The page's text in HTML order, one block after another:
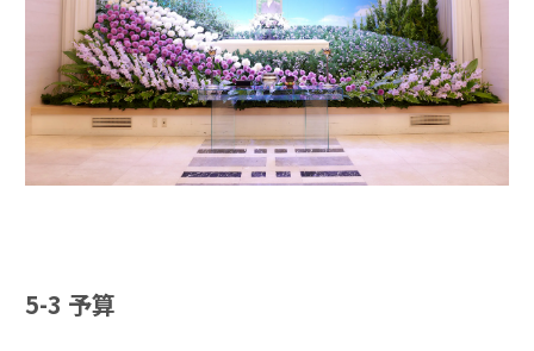
5-3 予算